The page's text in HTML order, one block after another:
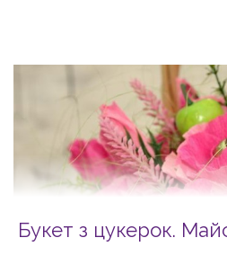
Букет з цукерок.